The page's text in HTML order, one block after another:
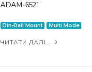
ADAM-6521
Din-Rail Mount Multi Mode
ЧИТАТИ ДАЛІ...